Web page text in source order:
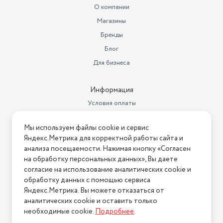
О компании
Магазины
Бренды
Блог
Для бизнеса
Информация
Условия оплаты
Условия возврата
Нашли ошибку на сайте? Напишите нам
2026 © Интернет-магазин "АстМаркет". У нас есть всё!
Политика конфиденциальности
Мы используем файлы cookie и сервис
Яндекс.Метрика для корректной работы сайта и
анализа посещаемости. Нажимая кнопку «Согласен
на обработку персональных данных», Вы даете
согласие на использование аналитических cookie и
обработку данных с помощью сервиса
Яндекс.Метрика. Вы можете отказаться от
аналитических cookie и оставить только
необходимые cookie.Подробнее.